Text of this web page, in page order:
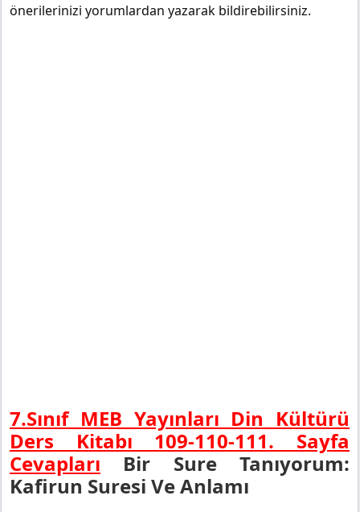
önerilerinizi yorumlardan yazarak bildirebilirsiniz.
7.Sınıf MEB Yayınları Din Kültürü
Ders Kitabı 109-110-111. Sayfa
Cevapları
Bir Sure Tanıyorum:
Kafirun Suresi Ve Anlamı